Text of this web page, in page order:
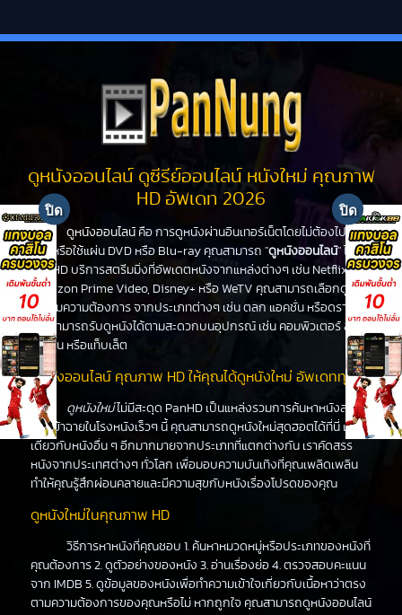
ดูหนังออนไลน์ ดูซีรีย์ออนไลน์ หนังใหม่ คุณภาพ
HD อัพเดท 2026
ดูหนังออนไลน์ คือ การดูหนังผ่านอินเทอร์เน็ตโดยไม่ต้องไปโรง
หนังหรือใช้แผ่น DVD หรือ Blu-ray คุณสามารถ "ดูหนังออนไลน์" ได้ที่
PanHD บริการสตรีมมิ่งที่อัพเดตหนังจากแหล่งต่างๆ เช่น Netflix,
Amazon Prime Video, Disney+ หรือ WeTV คุณสามารถเลือกดูหนัง
ได้ตามความต้องการ จากประเภทต่างๆ เช่น ตลก แอคชั่น หรือดราม่า
คุณสามารถรับดูหนังได้ตามสะดวกบนอุปกรณ์ เช่น คอมพิวเตอร์ สมา
ร์ทโฟน หรือแท็บเล็ต
ดูหนังออนไลน์ คุณภาพ HD ให้คุณได้ดูหนังใหม่ อัพเดททุกวัน
ดูหนังใหม่ไม่มีสะดุด PanHD เป็นแหล่งรวมการค้นหาหนังล่าสุด
ที่จะเข้าฉายในโรงหนังเร็วๆ นี้ คุณสามารถดูหนังใหม่สุดฮอตได้ที่นี่ เช่น
เดียวกับหนังอื่น ๆ อีกมากมายจากประเภทที่แตกต่างกัน เราคัดสรร
หนังจากประเทศต่างๆ ทั่วโลก เพื่อมอบความบันเทิงที่คุณเพลิดเพลิน
ทำให้คุณรู้สึกผ่อนคลายและมีความสุขกับหนังเรื่องโปรดของคุณ
ดูหนังใหม่ในคุณภาพ HD
วิธีการหาหนังที่คุณชอบ 1. ค้นหาหมวดหมู่หรือประเภทของหนังที่
คุณต้องการ 2. ดูตัวอย่างของหนัง 3. อ่านเรื่องย่อ 4. ตรวจสอบคะแนน
จาก IMDB 5. ดูข้อมูลของหนังเพื่อทำความเข้าใจเกี่ยวกับเนื้อหาว่าตรง
ตามความต้องการของคุณหรือไม่ หากถูกใจ คุณสามารถดูหนังออนไลน์